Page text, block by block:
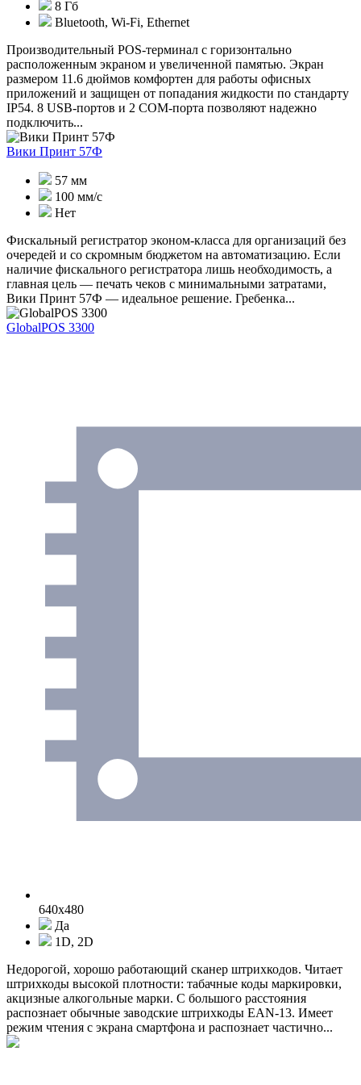
8 Гб
Bluetooth, Wi-Fi, Ethernet
Производительный POS-терминал с горизонтально
расположенным экраном и увеличенной памятью. Экран
размером 11.6 дюймов комфортен для работы офисных
приложений и защищен от попадания жидкости по стандарту
IP54. 8 USB-портов и 2 COM-порта позволяют надежно
подключить...
Вики Принт 57Ф
57 мм
100 мм/с
Нет
Фискальный регистратор эконом-класса для организаций без
очередей и со скромным бюджетом на автоматизацию. Если
наличие фискального регистратора лишь необходимость, а
главная цель — печать чеков с минимальными затратами,
Вики Принт 57Ф — идеальное решение. Гребенка...
GlobalPOS 3300
640x480
Да
1D, 2D
Недорогой, хорошо работающий сканер штрихкодов. Читает
штрихкоды высокой плотности: табачные коды маркировки,
акцизные алкогольные марки. С большого расстояния
распознает обычные заводские штрихкоды EAN-13. Имеет
режим чтения с экрана смартфона и распознает частично...